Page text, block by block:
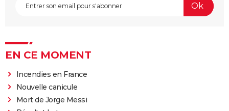
EN CE MOMENT
Incendies en France
Nouvelle canicule
Mort de Jorge Messi